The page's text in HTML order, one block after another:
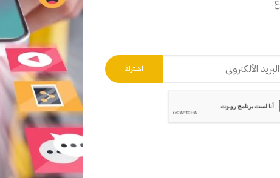
للمبتدئين
بها رسمياً من ووردبريس، وتقدم تجربة مبسطة جداً للمستخدمين الجدد.